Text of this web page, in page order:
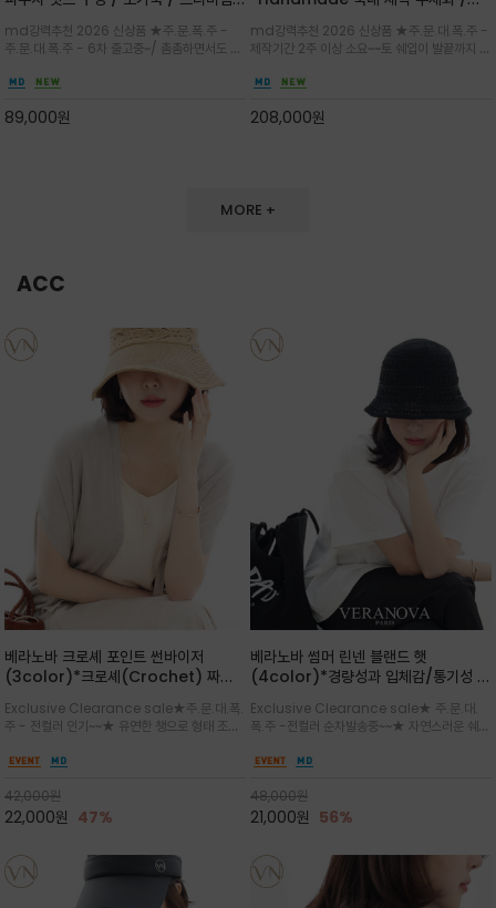
라이크 배색이 조화롭게 어우러진 탑핸
들 숄더백
md강력추천 2026 신상품 ★주.문.폭.주 -
주.문.대.폭.주 - 6차 출고중~/ 촘촘하면서도 입
만들며 부드러운 곡선의 바스켓 실루엣에 넉넉한
양한 연출이
89,000원
스럽게 밝혀주는 슬링백 플랫슈
md강력추천 2026 신상품 ★주.문.대.폭.주 -
제작기간 2주 이상 소요~~토 쉐입이 발끝까지 세
끔한 디자인과 베이직한 컬러감으로 높은 활용도
일까지 두루 잘 어울리는 활2
208,000원
MORE +
ACC
베라노바 크로셰 포인트 썬바이저
(3color)*크로셰(Crochet) 짜임
미닌한 무드를 연출/벨크로 타입이라 휴
대도 간편
Exclusive Clearance sale★주.문.대.폭.
주 - 전컬러 인기~~★ 유연한 챙으로 형태 조절
말아 휴대하기 좋고, 챙의 모양을 살짝 바꿀 수 있
용성을 모두 갖춘 아이템
42,000원
22,000원 47%
베라노바 썸머 린넨 블랜드 햇
(4color)*경량성과 입체감/통기성 좋
쾌적하게 착용/ 뒷트임 있어서 헤어스타
일링에도 편하게 쓰실수 있습니다
Exclusive Clearance sale★ 주.문.대.
폭.주 -전컬러 순차발송중~~★ 자연스러운 쉐입
련된 포인트/베이직한 컬러 구성으로 어떤 스타
용도 높은 아이템
48,000원
21,000원 56%